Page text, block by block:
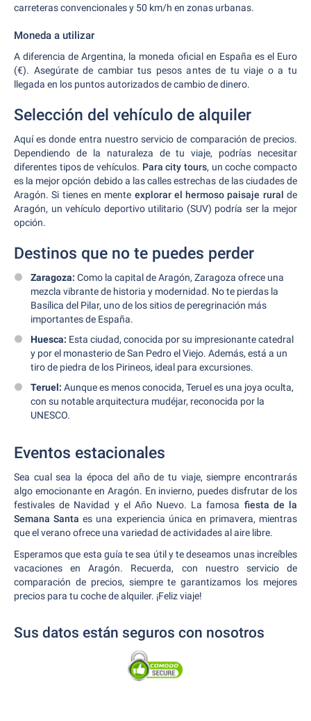
carreteras convencionales y 50 km/h en zonas urbanas.
Moneda a utilizar
A diferencia de Argentina, la moneda oficial en España es el Euro
(€). Asegúrate de cambiar tus pesos antes de tu viaje o a tu
llegada en los puntos autorizados de cambio de dinero.
Selección del vehículo de alquiler
Aquí es donde entra nuestro servicio de comparación de precios.
Dependiendo de la naturaleza de tu viaje, podrías necesitar
diferentes tipos de vehículos. Para city tours, un coche compacto
es la mejor opción debido a las calles estrechas de las ciudades de
Aragón. Si tienes en mente explorar el hermoso paisaje rural de
Aragón, un vehículo deportivo utilitario (SUV) podría ser la mejor
opción.
Destinos que no te puedes perder
Zaragoza: Como la capital de Aragón, Zaragoza ofrece una
mezcla vibrante de historia y modernidad. No te pierdas la
Basílica del Pilar, uno de los sitios de peregrinación más
importantes de España.
Huesca: Esta ciudad, conocida por su impresionante catedral
y por el monasterio de San Pedro el Viejo. Además, está a un
tiro de piedra de los Pirineos, ideal para excursiones.
Teruel: Aunque es menos conocida, Teruel es una joya oculta,
con su notable arquitectura mudéjar, reconocida por la
UNESCO.
Eventos estacionales
Sea cual sea la época del año de tu viaje, siempre encontrarás
algo emocionante en Aragón. En invierno, puedes disfrutar de los
festivales de Navidad y el Año Nuevo. La famosa fiesta de la
Semana Santa es una experiencia única en primavera, mientras
que el verano ofrece una variedad de actividades al aire libre.
Esperamos que esta guía te sea útil y te deseamos unas increíbles
vacaciones en Aragón. Recuerda, con nuestro servicio de
comparación de precios, siempre te garantizamos los mejores
precios para tu coche de alquiler. ¡Feliz viaje!
Sus datos están seguros con nosotros